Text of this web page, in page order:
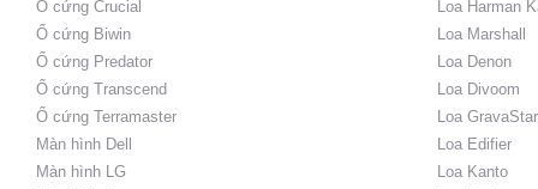
Ổ cứng Crucial
Ổ cứng Biwin
Ổ cứng Predator
Ổ cứng Transcend
Ổ cứng Terramaster
Màn hình Dell
Màn hình LG
Loa Harman
Loa Marshall
Loa Denon
Loa Divoom
Loa GravaStar
Loa Edifier
Loa Kanto